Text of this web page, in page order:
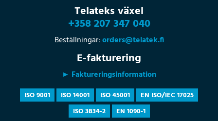
Telateks växel
+358 207 347 040
Beställningar:orders@telatek.fi
E-fakturering
► Faktureringsinformation
ISO 9001 ISO 14001 ISO 45001
EN ISO/IEC 17025
ISO 3834-2
EN 1090-1